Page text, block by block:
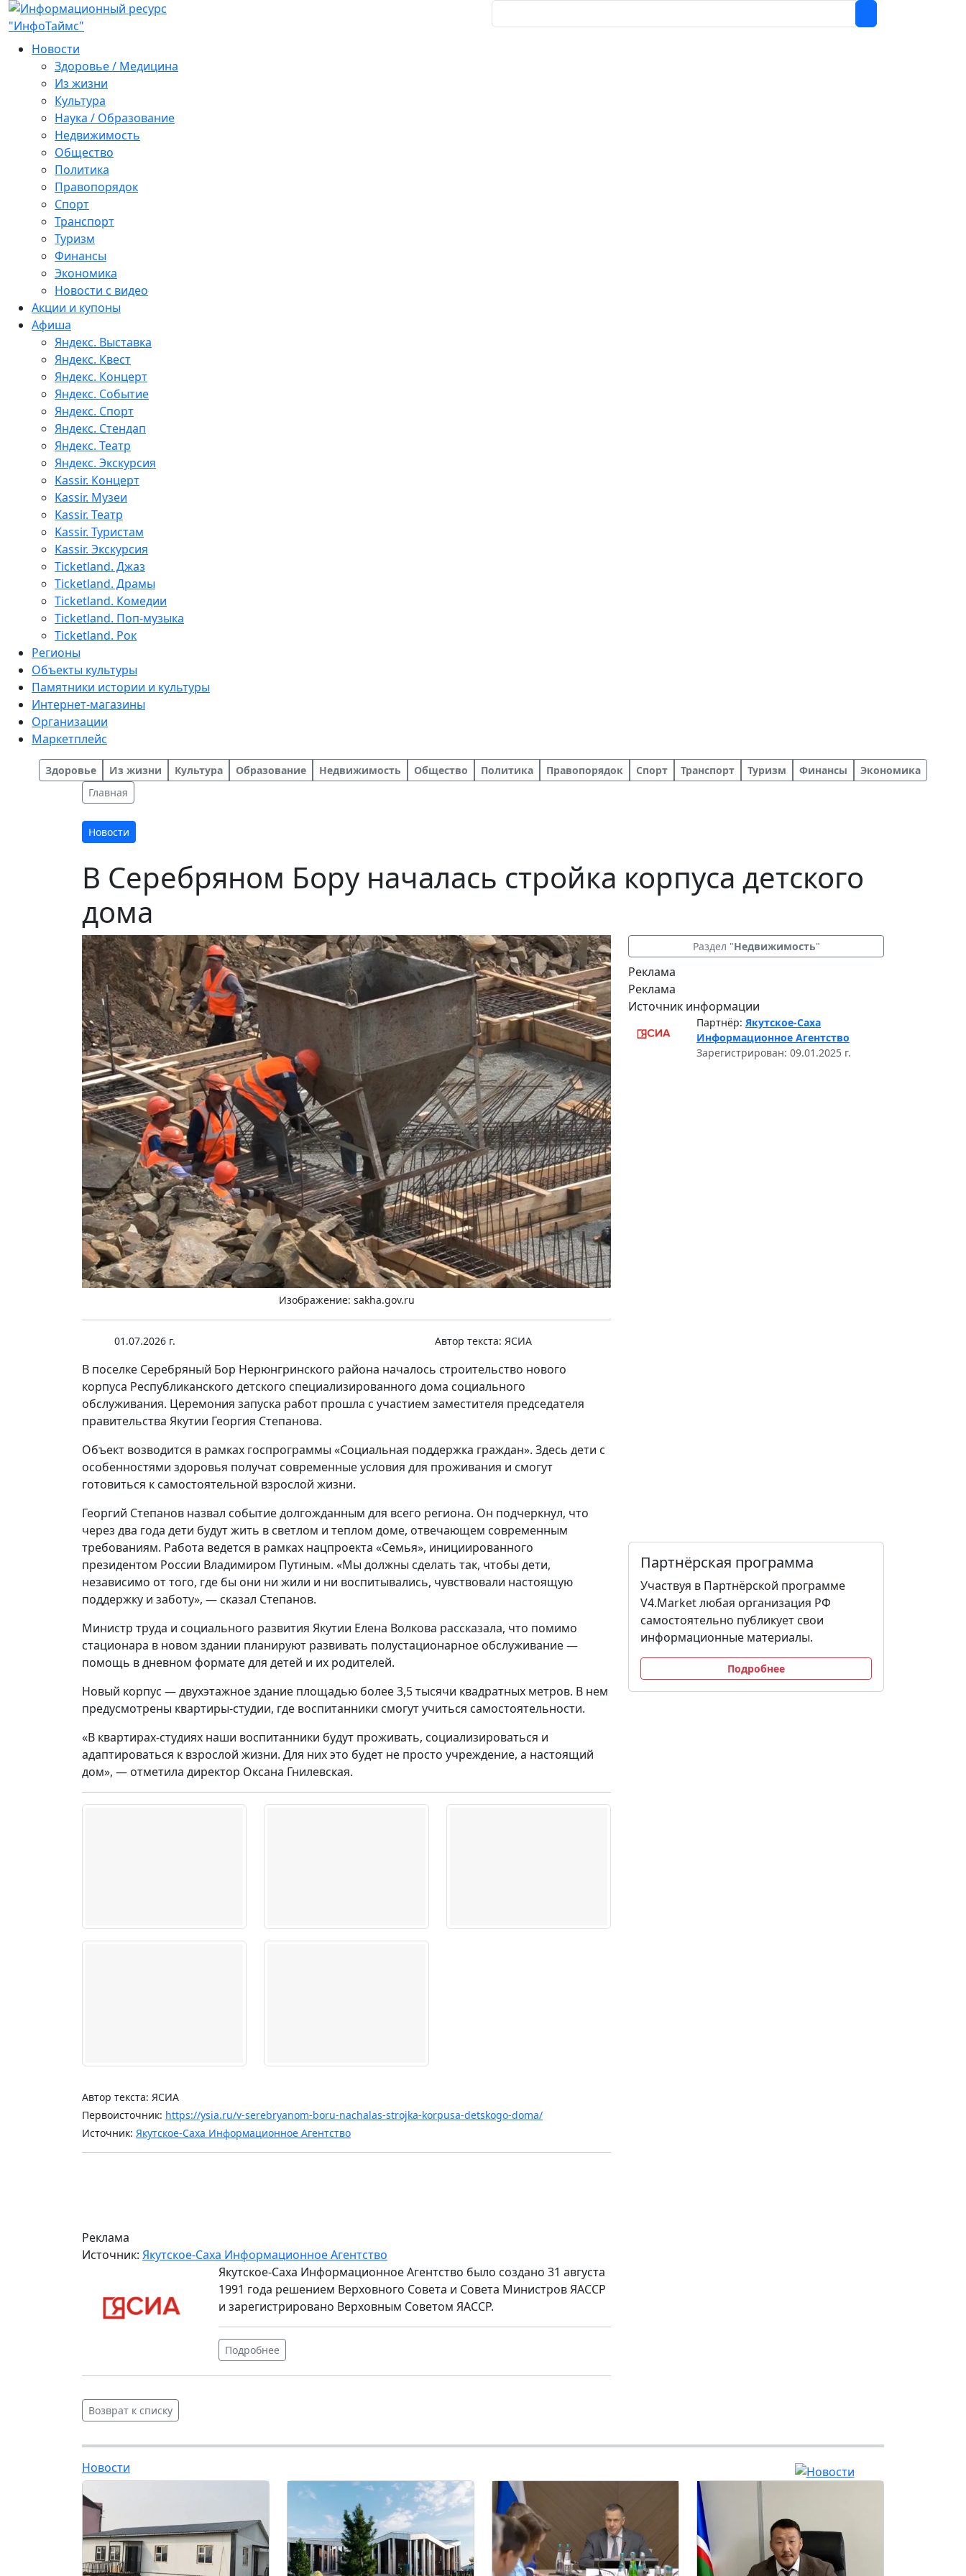
Новости
Здоровье / Медицина
Из жизни
Культура
Наука / Образование
Недвижимость
Общество
Политика
Правопорядок
Спорт
Транспорт
Туризм
Финансы
Экономика
Новости с видео
Акции и купоны
Афиша
Яндекс. Выставка
Яндекс. Квест
Яндекс. Концерт
Яндекс. Событие
Яндекс. Спорт
Яндекс. Стендап
Яндекс. Театр
Яндекс. Экскурсия
Kassir. Концерт
Kassir. Музеи
Kassir. Театр
Kassir. Туристам
Kassir. Экскурсия
Ticketland. Джаз
Ticketland. Драмы
Ticketland. Комедии
Ticketland. Поп-музыка
Ticketland. Рок
Регионы
Объекты культуры
Памятники истории и культуры
Интернет-магазины
Организации
Маркетплейс
Здоровье Из жизни Культура Образование Недвижимость Общество Политика Правопорядок Спорт Транспорт Туризм Финансы
Экономика
Главная
Новости
В Серебряном Бору началась стройка корпуса детского
дома
Изображение: sakha.gov.ru
01.07.2026 г. Автор текста: ЯСИА
В поселке Серебряный Бор Нерюнгринского района началось строительство нового
корпуса Республиканского детского специализированного дома социального
обслуживания. Церемония запуска работ прошла с участием заместителя председателя
правительства Якутии Георгия Степанова.
Объект возводится в рамках госпрограммы «Социальная поддержка граждан». Здесь дети с
особенностями здоровья получат современные условия для проживания и смогут
готовиться к самостоятельной взрослой жизни.
Георгий Степанов назвал событие долгожданным для всего региона. Он подчеркнул, что
через два года дети будут жить в светлом и теплом доме, отвечающем современным
требованиям. Работа ведется в рамках нацпроекта «Семья», инициированного
президентом России Владимиром Путиным. «Мы должны сделать так, чтобы дети,
независимо от того, где бы они ни жили и ни воспитывались, чувствовали настоящую
поддержку и заботу», — сказал Степанов.
Министр труда и социального развития Якутии Елена Волкова рассказала, что помимо
стационара в новом здании планируют развивать полустационарное обслуживание —
помощь в дневном формате для детей и их родителей.
Новый корпус — двухэтажное здание площадью более 3,5 тысячи квадратных метров. В нем
предусмотрены квартиры-студии, где воспитанники смогут учиться самостоятельности.
«В квартирах-студиях наши воспитанники будут проживать, социализироваться и
адаптироваться к взрослой жизни. Для них это будет не просто учреждение, а настоящий
дом», — отметила директор Оксана Гнилевская.
Автор текста: ЯСИА
Первоисточник: https://ysia.ru/v-serebryanom-boru-nachalas-strojka-korpusa-detskogo-doma/
Источник: Якутское-Саха Информационное Агентство
Реклама
Источник: Якутское-Саха Информационное Агентство
Якутское-Саха Информационное Агентство было создано 31 августа
1991 года решением Верховного Совета и Совета Министров ЯАССР
и зарегистрировано Верховным Советом ЯАССР.
Подробнее
Раздел "Недвижимость"
Реклама
Реклама
Источник информации
Партнёр: Якутское-Саха
Информационное Агентство
Зарегистрирован: 09.01.2025 г.
Партнёрская программа
Участвуя в Партнёрской программе
V4.Market любая организация РФ
самостоятельно публикует свои
информационные материалы.
Подробнее
Возврат к списку
Новости